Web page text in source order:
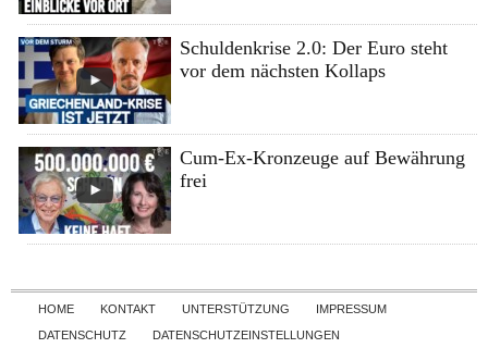
Schuldenkrise 2.0: Der Euro steht
vor dem nächsten Kollaps
Cum-Ex-Kronzeuge auf Bewährung
frei
Skip to content
HOME KONTAKT UNTERSTÜTZUNG
IMPRESSUM
DATENSCHUTZ
DATENSCHUTZEINSTELLUNGEN